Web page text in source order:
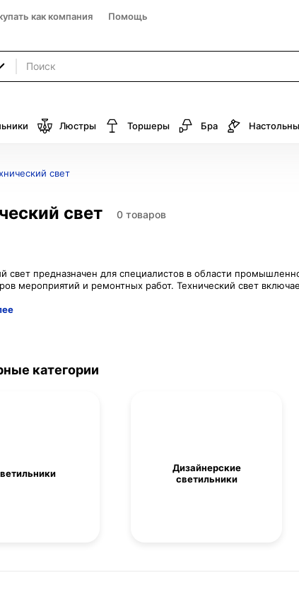
как компания Помощь
Люстры Торшеры Бра
свет
свет 0 товаров
свет предназначен для специалистов в области
категории
Дизайнерские
светильники